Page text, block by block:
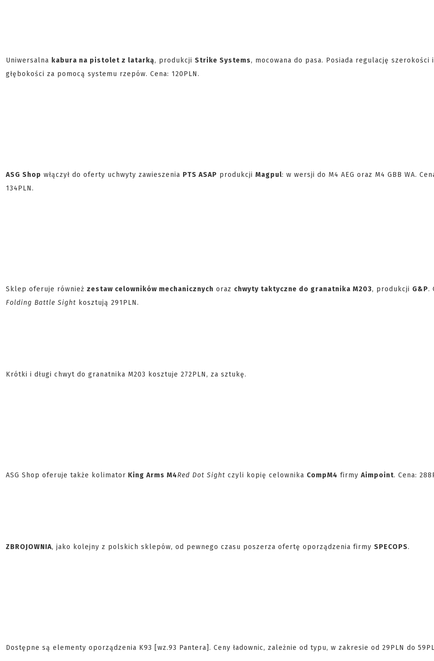
Uniwersalna kabura na pistolet z latarką, produkcji Strike Systems, mocowana do pasa. Posiada regulację szerokości i
głębokości za pomocą systemu rzepów. Cena: 120PLN.
ASG Shop włączył do oferty uchwyty zawieszenia PTS ASAP produkcji Magpul: w wersji do M4 AEG oraz M4 GBB WA.
134PLN.
Sklep oferuje również zestaw celowników mechanicznych oraz chwyty taktyczne do granatnika M203, produkcji G&P.
Folding Battle Sight kosztują 291PLN.
Krótki i długi chwyt do granatnika M203 kosztuje 272PLN, za sztukę.
ASG Shop oferuje także kolimator King Arms M4Red Dot Sight czyli kopię celownika CompM4 firmy Aimpoint. Cena:
ZBROJOWNIA, jako kolejny z polskich sklepów, od pewnego czasu poszerza ofertę oporządzenia firmy SPECOPS.
Dostępne są elementy oporządzenia K93 [wz.93 Pantera]. Ceny ładownic, zależnie od typu, w zakresie od 29PLN do